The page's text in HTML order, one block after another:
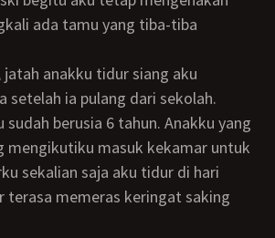
ada tamu yang tiba-tiba
setelah ia pulang dari sekolah.
berusia 6 tahun. Anakku yang
mengikutiku masuk kekamar untuk
sekalian saja aku tidur di hari
terasa memeras keringat saking